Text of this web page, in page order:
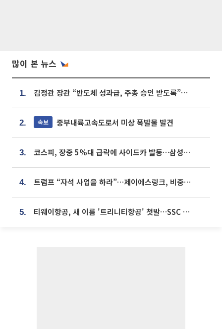
많이 본 뉴스
1. 김정관 장관 “반도체 성과급, 주총 승인 받도록”…상법·자본시장법 개정 시사
2. 속보 중부내륙고속도로서 미상 폭발물 발견
3. 코스피, 장중 5%대 급락에 사이드카 발동…삼성·SK 동반 폭락
4. 트럼프 “자석 사업을 하라”…제이에스링크, 비중국 영구자석 공급망 구축 속도
5. 티웨이항공, 새 이름 '트리니티항공' 첫발…SSC 전략 본격화